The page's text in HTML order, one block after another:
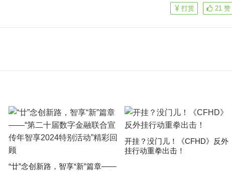
21 赞
打赏
“廿”念创新路，智享“新”篇章——
开挂？没门儿！《CFHD》反外
挂行动重拳出击！